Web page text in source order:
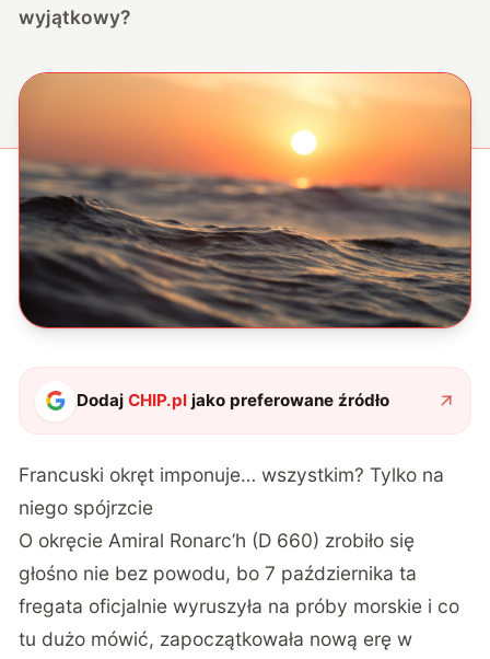
wyjątkowy?
DodajCHIP.pl jako preferowane źródło
Francuski okręt imponuje… wszystkim? Tylko na
niego spójrzcie
O okręcie Amiral Ronarc’h (D 660) zrobiło się
głośno nie bez powodu, bo 7 października ta
fregata oficjalnie wyruszyła na próby morskie i co
tu dużo mówić, zapoczątkowała nową erę w